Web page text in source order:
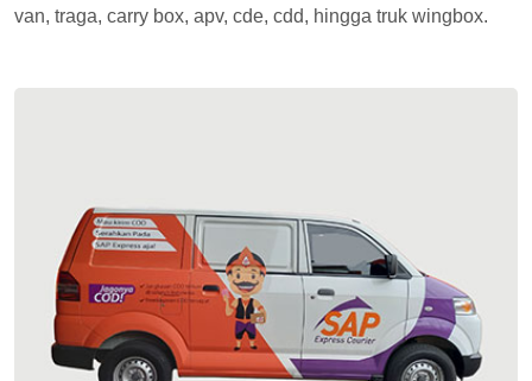
van, traga, carry box, apv, cde, cdd, hingga truk wingbox.